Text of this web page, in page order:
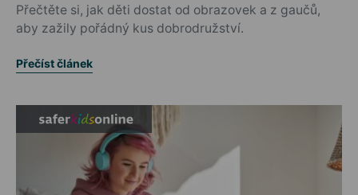
Přečtěte si, jak děti dostat od obrazovek a z gaučů,
aby zažily pořádný kus dobrodružství.
Přečíst článek